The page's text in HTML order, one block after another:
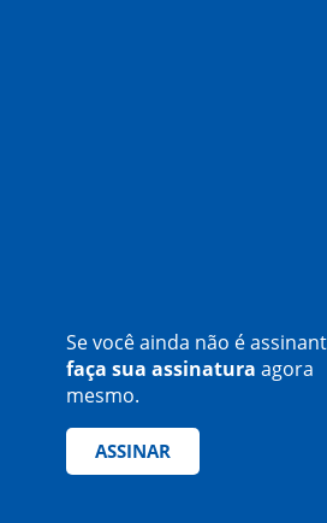
Se você ainda não é
faça sua assinatura agora
mesmo.
ASSINAR